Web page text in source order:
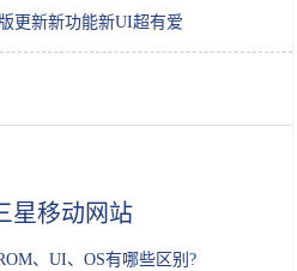
更新新功能新UI超有爱
星移动网站
、UI、OS有哪些区别?